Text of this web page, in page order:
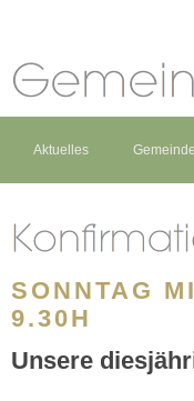
Aktuelles Gemeinde
SONNTAG
9.30H
Unsere